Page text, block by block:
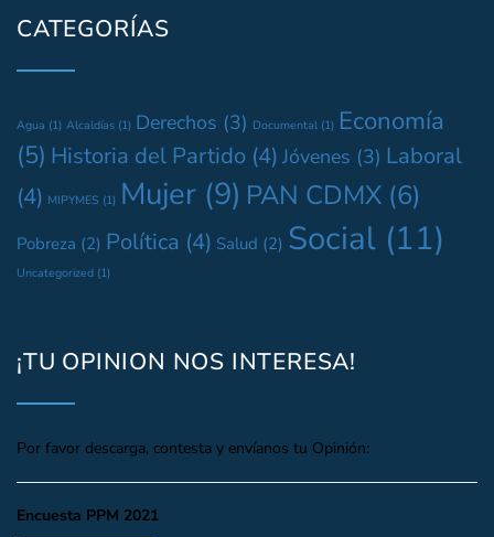
CATEGORÍAS
Agua (1) Alcaldías (1) Derechos (3) Documental (1) Economía
(5) Historia del Partido (4) Jóvenes (3) Laboral
(4) MIPYMES (1) Mujer (9) PAN CDMX (6)
Pobreza (2) Política (4) Salud (2) Social (11)
Uncategorized (1)
¡TU OPINION NOS INTERESA!
Por favor descarga, contesta y envíanos tu Opinión:
Encuesta PPM 2021